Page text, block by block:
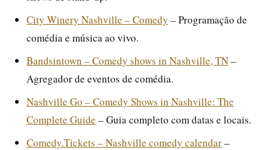
City Winery Nashville – Comedy – Programação de
comédia e música ao vivo.
Bandsintown – Comedy shows in Nashville, TN–
Agregador de eventos de comédia.
Nashville Go – Comedy Shows in Nashville: The
Complete Guide – Guia completo com datas e locais.
Comedy.Tickets – Nashville comedy calendar–